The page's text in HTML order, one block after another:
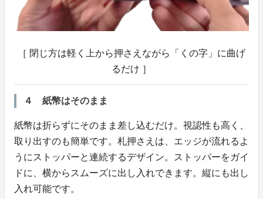
［ 閉じ方は軽く上から押さえながら「くの字」に曲げ
るだけ ］
４ 紙幣はそのまま
紙幣は折らずにそのまま差し込むだけ。視認性も高く、
取り出すのも簡単です。札押さえは、エッジが流れるよ
うにストッパーと連続するデザイン。ストッパーをガイ
ドに、横からスムーズに出し入れできます。縦にも出し
入れ可能です。